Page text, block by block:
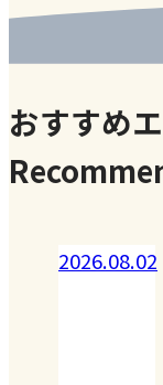
おすすめ
2026.07.31